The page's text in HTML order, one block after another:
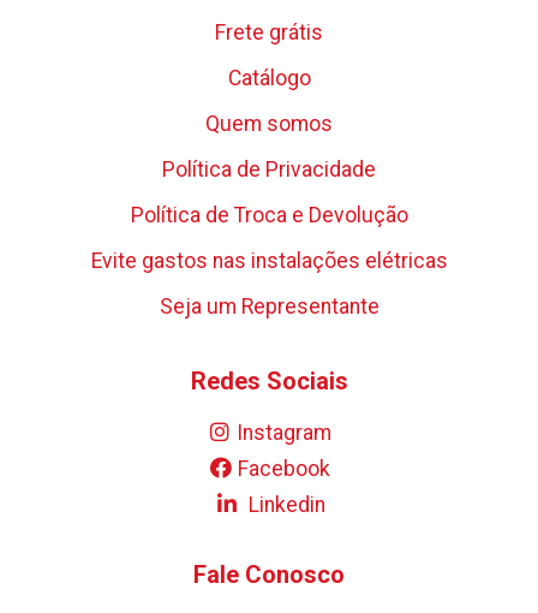
Frete grátis
Catálogo
Quem somos
Política de Privacidade
Política de Troca e Devolução
Evite gastos nas instalações elétricas
Seja um Representante
Redes Sociais
Instagram
Facebook
Linkedin
Fale Conosco